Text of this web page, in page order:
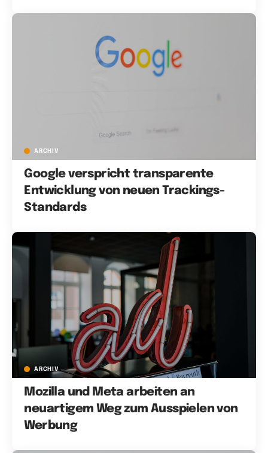
ARCHIV
Google verspricht transparente
Entwicklung von neuen Trackings-
Standards
ARCHIV
Mozilla und Meta arbeiten an
neuartigem Weg zum Ausspielen von
Werbung